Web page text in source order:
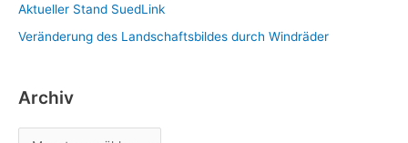
Aktueller Stand SuedLink
Veränderung des Landschaftsbildes durch Windräder
Archiv